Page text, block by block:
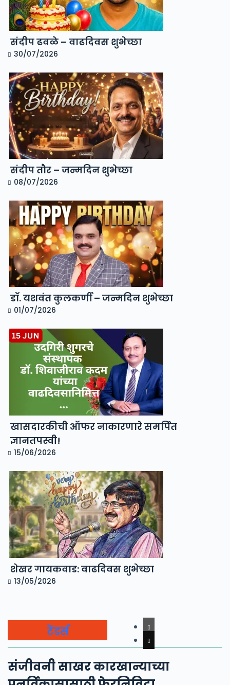
संदीप ढवळे – वाढदिवस शुभेच्छा
30/07/2026
संदीप तौर – जन्मदिन शुभेच्छा
08/07/2026
डॉ. यशवंत कुलकर्णी – जन्मदिन शुभेच्छा
01/07/2026
खासदारकीची ऑफर नाकारणारे समर्पित
ज्ञानतपस्वी!
15/06/2026
शेखर गायकवाड: वाढदिवस शुभेच्छा
13/05/2026
टेंडर्स
संजीवनी साखर कारखान्याच्या